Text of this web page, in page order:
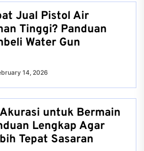
Jual Pistol Air
Tinggi? Panduan
Water Gun
14, 2026
untuk Bermain
Lengkap Agar
Tepat Sasaran